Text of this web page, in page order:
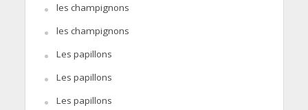
les champignons
les champignons
Les papillons
Les papillons
Les papillons